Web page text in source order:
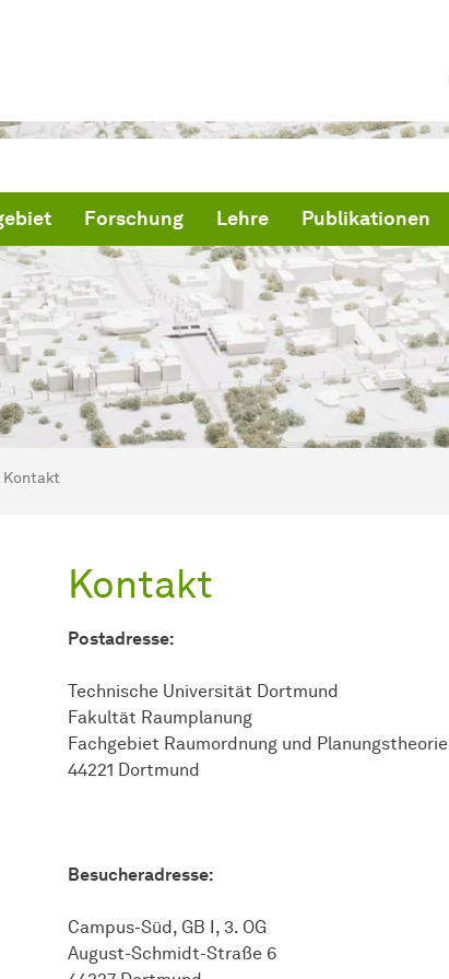
Forschung Lehre Publikationen
hier:
Kontakt
Kontakt
Postadresse:
Technische Universität Dortmund
Fakultät Raumplanung
Fachgebiet Raumordnung und Planungstheorie
44221 Dortmund
Besucheradresse:
Campus-Süd, GB I, 3. OG
August-Schmidt-Straße 6